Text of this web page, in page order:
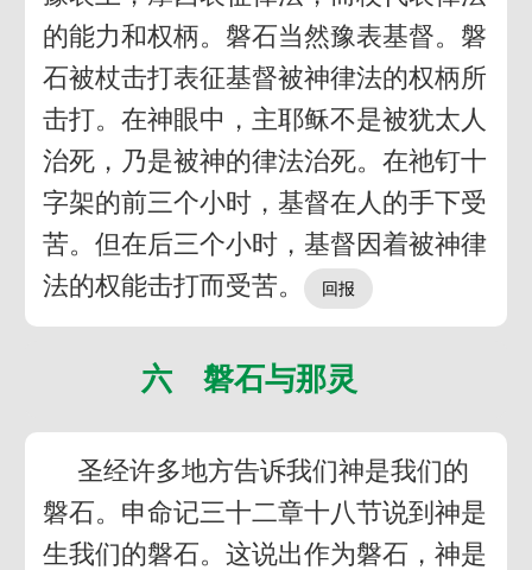
的能力和权柄。磐石当然豫表基督。磐
石被杖击打表征基督被神律法的权柄所
击打。在神眼中，主耶稣不是被犹太人
治死，乃是被神的律法治死。在祂钉十
字架的前三个小时，基督在人的手下受
苦。但在后三个小时，基督因着被神律
法的权能击打而受苦。
六 磐石与那灵
圣经许多地方告诉我们神是我们的
磐石。申命记三十二章十八节说到神是
生我们的磐石。这说出作为磐石，神是